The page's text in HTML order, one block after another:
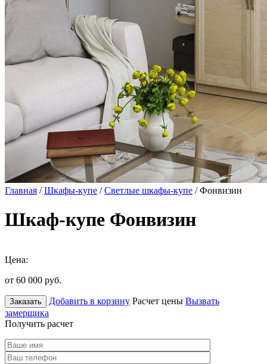
Главная /Шкафы-купе /Светлые шкафы-купе / Фонвизин
Шкаф-купе Фонвизин
Цена:
от 60 000 руб.
Заказать Добавить в корзину Расчет цены Вызвать
замерщика
Получить расчет